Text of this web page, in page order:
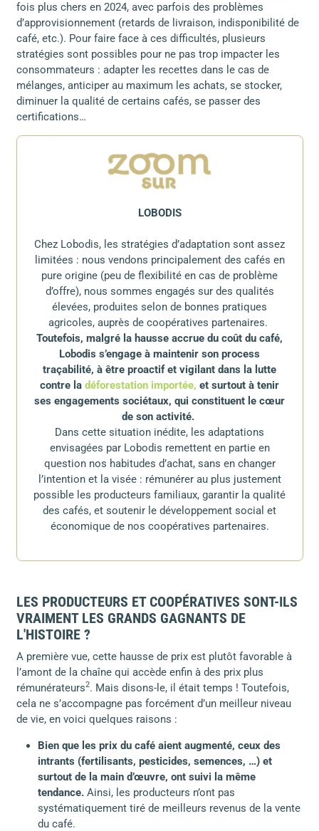
fois plus chers en 2024, avec parfois des problèmes
d’approvisionnement (retards de livraison, indisponibilité de
café, etc.). Pour faire face à ces difficultés, plusieurs
stratégies sont possibles pour ne pas trop impacter les
consommateurs : adapter les recettes dans le cas de
mélanges, anticiper au maximum les achats, se stocker,
diminuer la qualité de certains cafés, se passer des
certifications…
LOBODIS
Chez Lobodis, les stratégies d’adaptation sont assez
limitées : nous vendons principalement des cafés en
pure origine (peu de flexibilité en cas de problème
d’offre), nous sommes engagés sur des qualités
élevées, produites selon de bonnes pratiques
agricoles, auprès de coopératives partenaires.
Toutefois, malgré la hausse accrue du coût du café,
Lobodis s’engage à maintenir son process
traçabilité, à être proactif et vigilant dans la lutte
contre la déforestation importée, et surtout à tenir
ses engagements sociétaux, qui constituent le cœur
de son activité.
Dans cette situation inédite, les adaptations
envisagées par Lobodis remettent en partie en
question nos habitudes d’achat, sans en changer
l’intention et la visée : rémunérer au plus justement
possible les producteurs familiaux, garantir la qualité
des cafés, et soutenir le développement social et
économique de nos coopératives partenaires.
LES PRODUCTEURS ET COOPÉRATIVES SONT-ILS
VRAIMENT LES GRANDS GAGNANTS DE
L'HISTOIRE ?
A première vue, cette hausse de prix est plutôt favorable à
l’amont de la chaîne qui accède enfin à des prix plus
rémunérateurs2. Mais disons-le, il était temps ! Toutefois,
cela ne s’accompagne pas forcément d’un meilleur niveau
de vie, en voici quelques raisons :
Bien que les prix du café aient augmenté, ceux des
intrants (fertilisants, pesticides, semences, …) et
surtout de la main d’œuvre, ont suivi la même
tendance.Ainsi, les producteurs n’ont pas
systématiquement tiré de meilleurs revenus de la vente
du café.